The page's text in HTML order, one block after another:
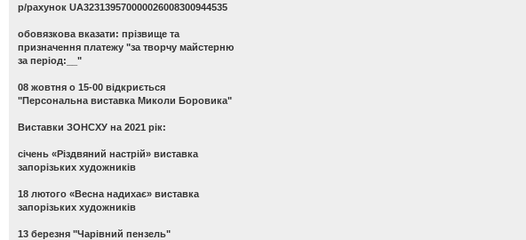
р/рахунок UA323139570000026008300944535
обовязкова вказати: прізвище та
призначення платежу "за творчу майстерню
за період:__"
08 жовтня о 15-00 відкриється
"Персональна виставка Миколи Боровика"
Виставки ЗОНСХУ на 2021 рік:
січень «Різдвяний настрій» виставка
запорізьких художників
18 лютого «Весна надихає» виставка
запорізьких художників
13 березня "Чарівний пензель"